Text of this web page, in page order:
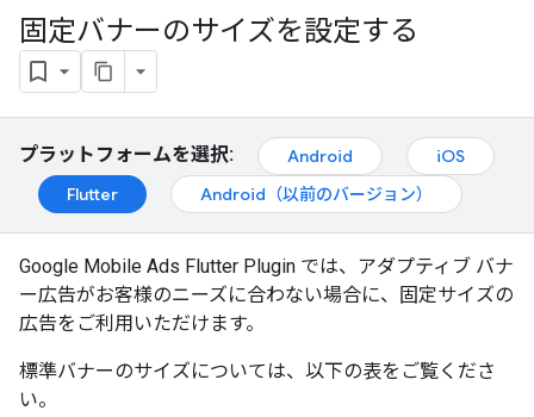
固定バナーのサイズを設定する
プラットフォームを選択: Android
iOS
Flutter
Android（以前のバージョン）
Google Mobile Ads Flutter Plugin では、アダプティブ バナ
ー広告がお客様のニーズに合わない場合に、固定サイズの
広告をご利用いただけます。
標準バナーのサイズについては、以下の表をご覧くださ
い。